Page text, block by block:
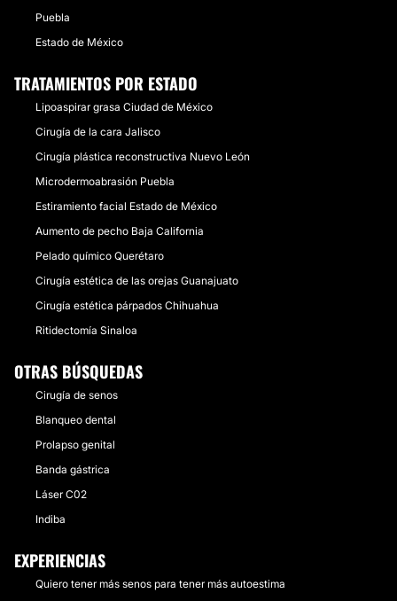
Puebla
Estado de México
TRATAMIENTOS POR ESTADO
Lipoaspirar grasa Ciudad de México
Cirugía de la cara Jalisco
Cirugía plástica reconstructiva Nuevo León
Microdermoabrasión Puebla
Estiramiento facial Estado de México
Aumento de pecho Baja California
Pelado químico Querétaro
Cirugía estética de las orejas Guanajuato
Cirugía estética párpados Chihuahua
Ritidectomía Sinaloa
OTRAS BÚSQUEDAS
Cirugía de senos
Blanqueo dental
Prolapso genital
Banda gástrica
Láser C02
Indiba
EXPERIENCIAS
Quiero tener más senos para tener más autoestima